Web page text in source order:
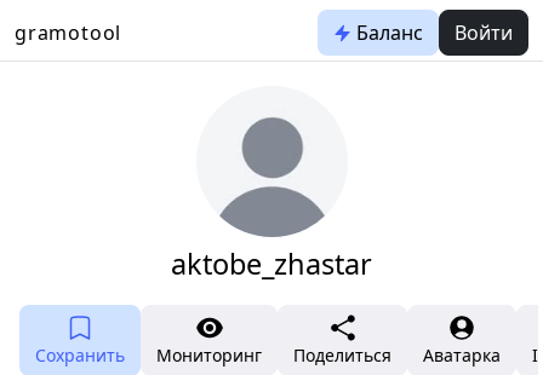
gramotool Баланс Войти
aktobe_zhastar
Сохранить Мониторинг Поделиться Аватарка